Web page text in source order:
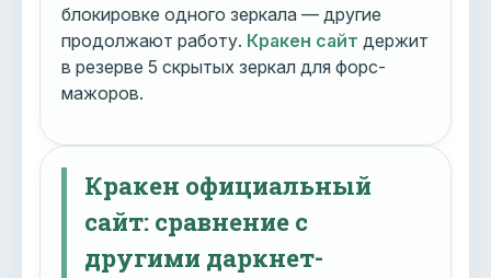
блокировке одного зеркала — другие
продолжают работу. Кракен сайт держит
в резерве 5 скрытых зеркал для форс-
мажоров.
Кракен официальный
сайт: сравнение с
другими даркнет-